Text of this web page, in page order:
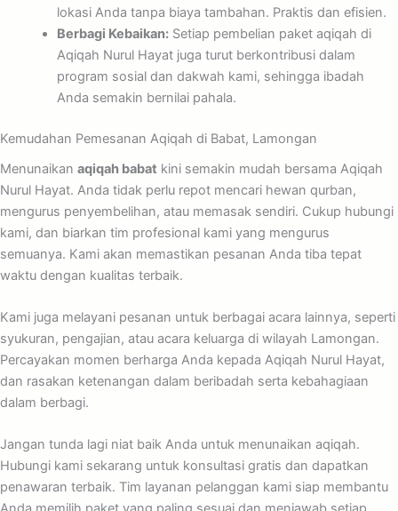
lokasi Anda tanpa biaya tambahan. Praktis dan efisien.
Berbagi Kebaikan:Setiap pembelian paket aqiqah di
Aqiqah Nurul Hayat juga turut berkontribusi dalam
program sosial dan dakwah kami, sehingga ibadah
Anda semakin bernilai pahala.
Kemudahan Pemesanan Aqiqah di Babat, Lamongan
Menunaikan aqiqah babat kini semakin mudah bersama Aqiqah
Nurul Hayat. Anda tidak perlu repot mencari hewan qurban,
mengurus penyembelihan, atau memasak sendiri. Cukup hubungi
kami, dan biarkan tim profesional kami yang mengurus
semuanya. Kami akan memastikan pesanan Anda tiba tepat
waktu dengan kualitas terbaik.
Kami juga melayani pesanan untuk berbagai acara lainnya, seperti
syukuran, pengajian, atau acara keluarga di wilayah Lamongan.
Percayakan momen berharga Anda kepada Aqiqah Nurul Hayat,
dan rasakan ketenangan dalam beribadah serta kebahagiaan
dalam berbagi.
Jangan tunda lagi niat baik Anda untuk menunaikan aqiqah.
Hubungi kami sekarang untuk konsultasi gratis dan dapatkan
penawaran terbaik. Tim layanan pelanggan kami siap membantu